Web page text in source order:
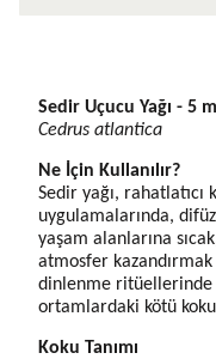
Sedir Uçucu Yağı - 5 ml
Cedrus atlantica
Ne İçin Kullanılır?
Sedir yağı,
uygulamalarında,
yaşam alanlarına
atmosfer
dinlenme ritüellerinde
ortamlardaki kötü
Koku Tanımı